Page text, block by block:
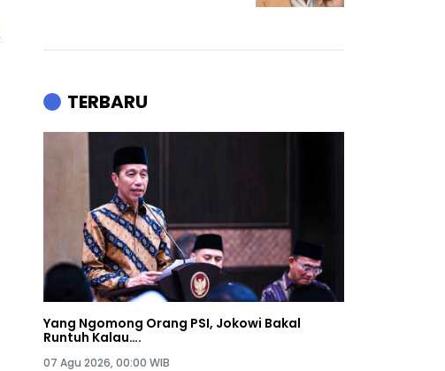
TERBARU
Yang Ngomong Orang PSI, Jokowi Bakal
Runtuh Kalau….
07 Agu 2026, 00:00 WIB